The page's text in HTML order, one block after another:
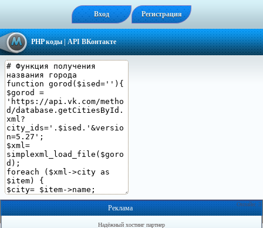
Вход Регистрация
PHP коды| API ВКонтакте
Онлайн: 3
Реклама
Надёжный хостинг партнер